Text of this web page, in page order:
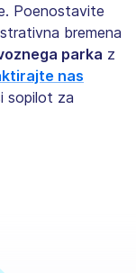
Poenostavite
bremena
parka z
nas
sopilot za